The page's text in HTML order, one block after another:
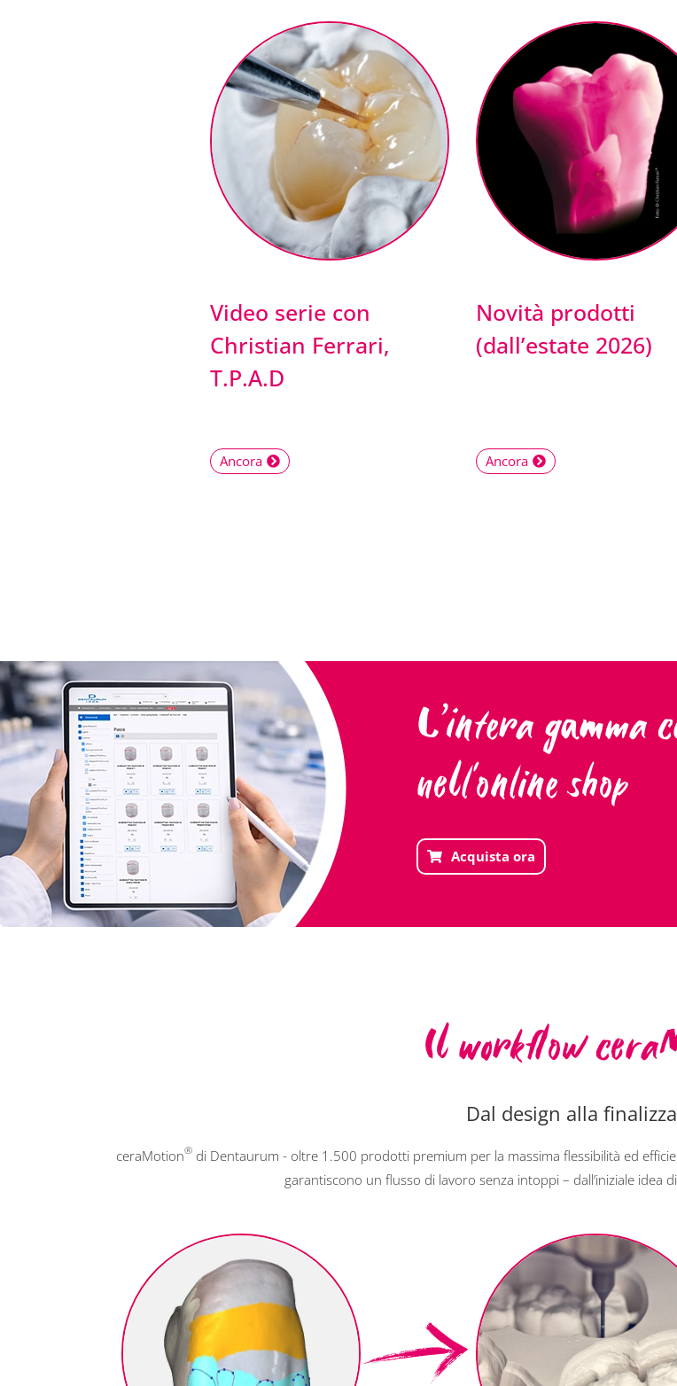
Video serie con
Christian Ferrari,
T.P.A.D
Ancora
Novità prodotti
(dall’estate 2026)
Ancora
L’intera gamma
nell'online shop
Acquista ora
Il workflow
Dal design alla
ceraMotion® di Dentaurum - oltre 1.500 prodotti premium per la massima flessibilità ed
garantiscono un flusso di lavoro senza intoppi – dall’iniziale idea